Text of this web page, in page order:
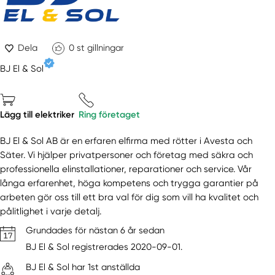
Dela 0 st gillningar
BJ El & Sol
Lägg till elektriker Ring företaget
BJ El & Sol AB är en erfaren elfirma med rötter i Avesta och
Säter. Vi hjälper privatpersoner och företag med säkra och
professionella elinstallationer, reparationer och service. Vår
långa erfarenhet, höga kompetens och trygga garantier på
arbeten gör oss till ett bra val för dig som vill ha kvalitet och
pålitlighet i varje detalj.
Grundades för nästan 6 år sedan
BJ El & Sol registrerades 2020-09-01.
BJ El & Sol har 1st anställda